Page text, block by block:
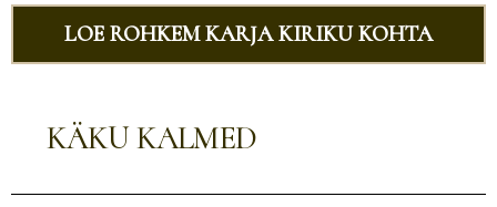
LOE ROHKEM KARJA KIRIKU KOHTA
KÄKU KALMED